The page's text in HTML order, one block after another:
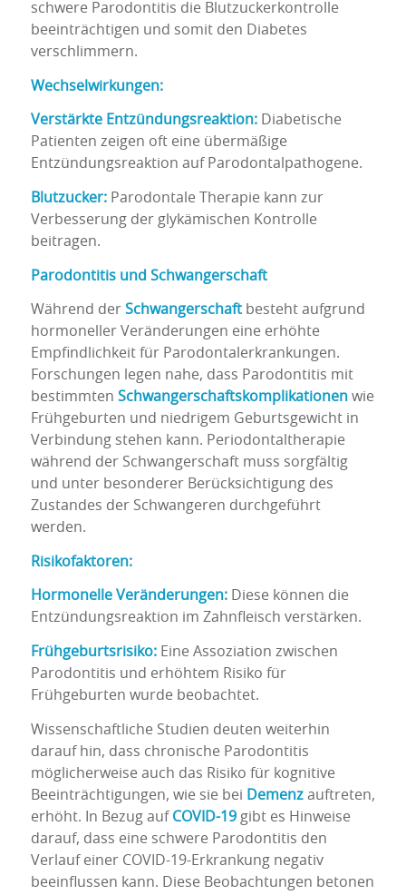
schwere Parodontitis die Blutzuckerkontrolle
beeinträchtigen und somit den Diabetes
verschlimmern.
Wechselwirkungen:
Verstärkte Entzündungsreaktion:Diabetische
Patienten zeigen oft eine übermäßige
Entzündungsreaktion auf Parodontalpathogene.
Blutzucker:Parodontale Therapie kann zur
Verbesserung der glykämischen Kontrolle
beitragen.
Parodontitis und Schwangerschaft
Während der Schwangerschaftbesteht aufgrund
hormoneller Veränderungen eine erhöhte
Empfindlichkeit für Parodontalerkrankungen.
Forschungen legen nahe, dass Parodontitis mit
bestimmten Schwangerschaftskomplikationenwie
Frühgeburten und niedrigem Geburtsgewicht in
Verbindung stehen kann. Periodontaltherapie
während der Schwangerschaft muss sorgfältig
und unter besonderer Berücksichtigung des
Zustandes der Schwangeren durchgeführt
werden.
Risikofaktoren:
Hormonelle Veränderungen:Diese können die
Entzündungsreaktion im Zahnfleisch verstärken.
Frühgeburtsrisiko:Eine Assoziation zwischen
Parodontitis und erhöhtem Risiko für
Frühgeburten wurde beobachtet.
Wissenschaftliche Studien deuten weiterhin
darauf hin, dass chronische Parodontitis
möglicherweise auch das Risiko für kognitive
Beeinträchtigungen, wie sie bei Demenzauftreten,
erhöht. In Bezug auf COVID-19gibt es Hinweise
darauf, dass eine schwere Parodontitis den
Verlauf einer COVID-19-Erkrankung negativ
beeinflussen kann. Diese Beobachtungen betonen